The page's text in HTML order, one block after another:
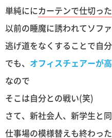
単純ににカーテンで仕切っ
以前の睡魔に誘われてソフ
逃げ道をなくすることで自
でも、 オフィスチェアーが
なので
そこは自分との戦い(笑)
さて、新社会人、新学生と
仕事場の模様替えも終わっ